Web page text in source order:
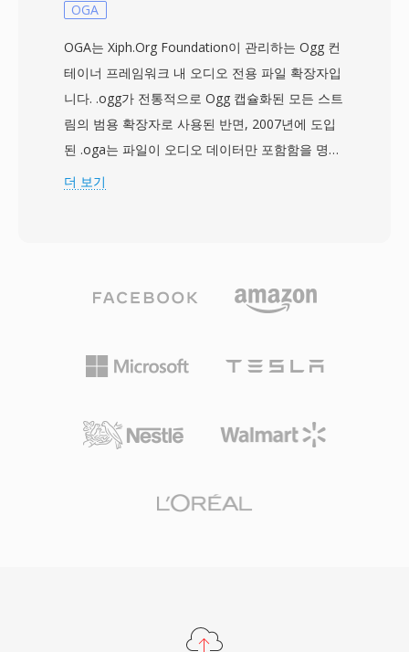
은 WAV나 AIFF 같은 구조화된 오디오 컨테이너보
입니다. 원시 부호 없는 PCM은 저장 제약과 제한
된 처리 능력으로 헤더 없는 포맷이 실용적이던
1980년대 후반~1990년대 초에 초기 사운드 카드
와 디지타이저에 의해 일반적으로 생성되었습니
다. 장점은 절대적 단순성입니다: SOU 파일은 컨
테이너 구조 파싱이나 메타데이터 디코딩 없이 기
최소 오버헤드는 또한 모든 현대 컨테이너로의 변
환이 무손실이고 즉각적임을 의미합니다 — 원시
어떤 트랜스코딩도 필요하지 않기 때문입니다.
OGA
OGA는 Xiph.Org Foundation이 관리하는 Ogg 컨
테이너 프레임워크 내 오디오 전용 파일 확장자입
니다. .ogg가 전통적으로 Ogg 캡슐화된 모든 스트
림의 범용 확장자로 사용된 반면, 2007년에 도입
된 .oga는 파일이 오디오 데이터만 포함함을 명시
적으로 알립니다. 내부적으로 OGA 파일은 Vorbis,
점 중 하나는 상호운용성입니다: .oga 확장자를 만
오디오 전용 재생을 최적화하여 더 빠른 로드 시간
과 더 낮은 메모리 사용을 달성합니다. Ogg 컨테
열티이므로, OGA는 독점 포맷에 영향을 미치는
으로 태깅하기 위한 Vorbis 코멘트 메타데이터를
더 보기